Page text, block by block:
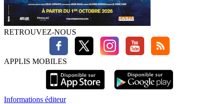
RETROUVEZ-NOUS
APPLIS MOBILES
Informations éditeur